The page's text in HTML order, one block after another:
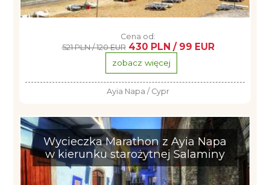
Cena od:
521 PLN / 120 EUR 430 PLN / 99 EUR
zobacz więcej
Ayia Napa / Cypr
Wycieczka Marathon z Ayia Napa
w kierunku starożytnej Salaminy